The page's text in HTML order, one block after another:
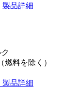
製品詳細
燃料を除く）
製品詳細